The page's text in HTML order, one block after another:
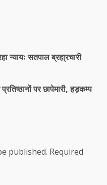
न्यायः सतपाल ब्रहा्रचारी
पर छापेमारी, हड़कम्प
published. Required